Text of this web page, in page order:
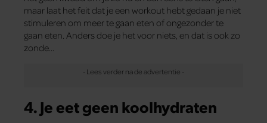
maar laat het feit dat je een workout hebt gedaan je niet
stimuleren om meer te gaan eten of ongezonder te
gaan eten. Anders doe je het voor niets, en dat is ook zo
zonde…
4. Je eet geen koolhydraten